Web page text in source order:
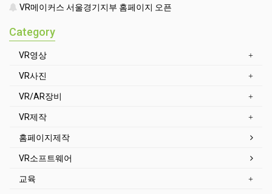
VR메이커스 서울경기지부 홈페이지 오픈
Category
VR영상
VR사진
VR/AR장비
VR제작
홈페이지제작
VR소프트웨어
교육